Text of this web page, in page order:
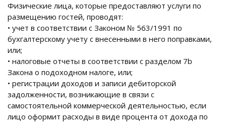
Физические лица, которые предоставляют услуги по
размещению гостей, проводят:
• учет в соответствии с Законом № 563/1991 по
бухгалтерскому учету с внесенными в него поправками,
или;
• налоговые отчеты в соответствии с разделом 7b
Закона о подоходном налоге, или;
• регистрации доходов и записи дебиторской
задолженности, возникающие в связи с
самостоятельной коммерческой деятельностью, если
лицо оформит расходы в виде процента от дохода по